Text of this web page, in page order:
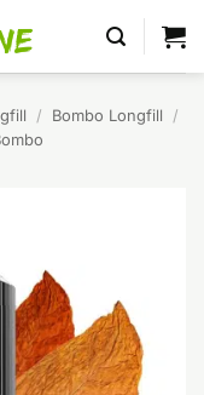
/ Bombo Longfill
/